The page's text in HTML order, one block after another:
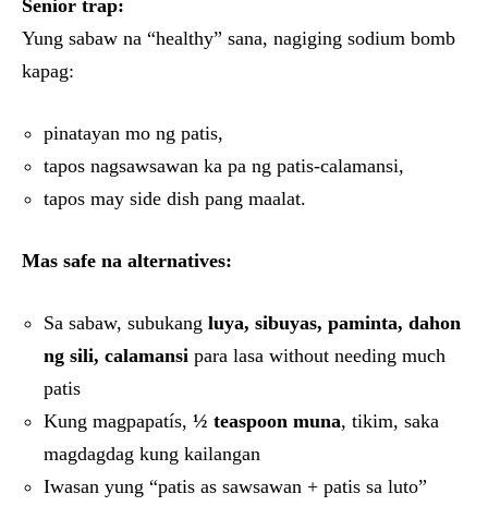
Senior trap:
Yung sabaw na “healthy” sana, nagiging sodium bomb
kapag:
pinatayan mo ng patis,
tapos nagsawsawan ka pa ng patis-calamansi,
tapos may side dish pang maalat.
Mas safe na alternatives:
Sa sabaw, subukang luya, sibuyas, paminta, dahon
ng sili, calamansi para lasa without needing much
patis
Kung magpapatís, ½ teaspoon muna, tikim, saka
magdagdag kung kailangan
Iwasan yung “patis as sawsawan + patis sa luto”